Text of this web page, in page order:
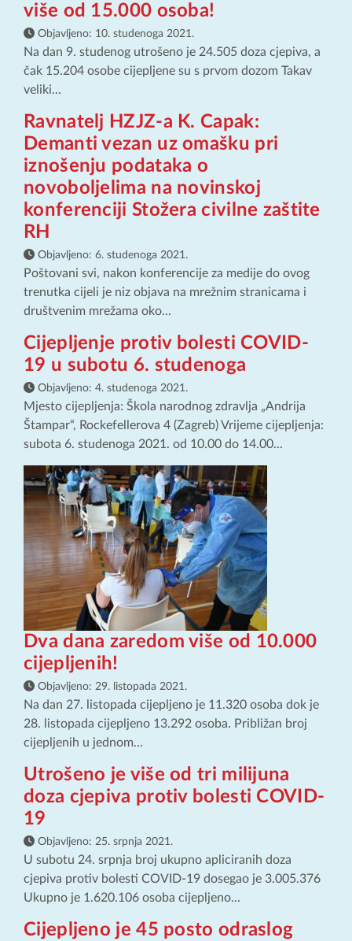
više od 15.000 osoba!
Objavljeno: 10. studenoga 2021.
Na dan 9. studenog utrošeno je 24.505 doza cjepiva, a
čak 15.204 osobe cijepljene su s prvom dozom Takav
veliki...
Ravnatelj HZJZ-a K. Capak:
Demanti vezan uz omašku pri
iznošenju podataka o
novoboljelima na novinskoj
konferenciji Stožera civilne zaštite
RH
Objavljeno: 6. studenoga 2021.
Poštovani svi, nakon konferencije za medije do ovog
trenutka cijeli je niz objava na mrežnim stranicama i
društvenim mrežama oko...
Cijepljenje protiv bolesti COVID-
19 u subotu 6. studenoga
Objavljeno: 4. studenoga 2021.
Mjesto cijepljenja: Škola narodnog zdravlja „Andrija
Štampar“, Rockefellerova 4 (Zagreb) Vrijeme cijepljenja:
subota 6. studenoga 2021. od 10.00 do 14.00...
Dva dana zaredom više od 10.000
cijepljenih!
Objavljeno: 29. listopada 2021.
Na dan 27. listopada cijepljeno je 11.320 osoba dok je
28. listopada cijepljeno 13.292 osoba. Približan broj
cijepljenih u jednom...
Utrošeno je više od tri milijuna
doza cjepiva protiv bolesti COVID-
19
Objavljeno: 25. srpnja 2021.
U subotu 24. srpnja broj ukupno apliciranih doza
cjepiva protiv bolesti COVID-19 dosegao je 3.005.376
Ukupno je 1.620.106 osoba cijepljeno...
Cijepljeno je 45 posto odraslog